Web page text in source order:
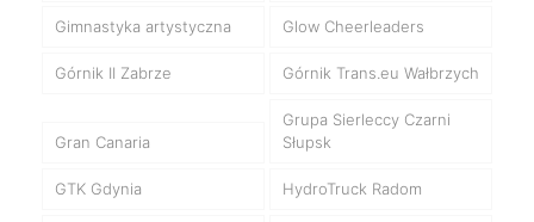
Gimnastyka artystyczna Glow Cheerleaders
Górnik II Zabrze Górnik Trans.eu Wałbrzych
Gran Canaria
Grupa Sierleccy Czarni
Słupsk
GTK Gdynia HydroTruck Radom